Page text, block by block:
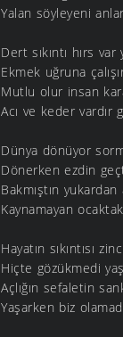
Yalan söyleyeni
Dert sıkıntı hırs
Ekmek uğruna
Mutlu olur insan
Acı ve keder vardır
Dünya dönüyor
Dönerken ezdin
Bakmıştın
Kaynamayan
Hayatın sıkıntısı
Hiçte gözükmedi
Açlığın sefaletin
Yaşarken biz